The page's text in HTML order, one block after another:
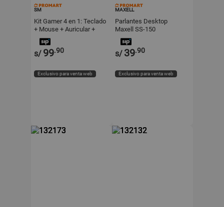
SM
Kit Gamer 4 en 1: Teclado
+ Mouse + Auricular +
Mousepad
s/ 99.90
Exclusivo para venta web
MAXELL
Parlantes Desktop
Maxell SS-150
s/ 39.90
Exclusivo para venta web